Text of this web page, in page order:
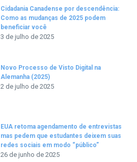
Cidadania Canadense por descendência:
Como as mudanças de 2025 podem
beneficiar você
3 de julho de 2025
Novo Processo de Visto Digital na
Alemanha (2025)
2 de julho de 2025
EUA retoma agendamento de entrevistas
mas pedem que estudantes deixem suas
redes sociais em modo “público”
26 de junho de 2025